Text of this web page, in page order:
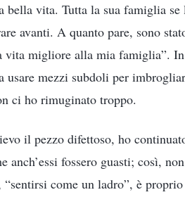
vita. Tutta la sua famiglia se
avanti. A quanto pare, sono
vita migliore alla mia famiglia”.
usare mezzi subdoli per
ci ho rimuginato troppo.
il pezzo difettoso, ho
anch’essi fossero guasti; così,
come un ladro”, è